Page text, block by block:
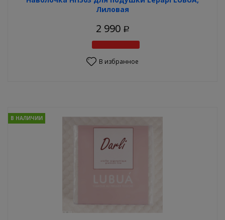
Лиловая
2 990 Р
В избранное
В НАЛИЧИИ